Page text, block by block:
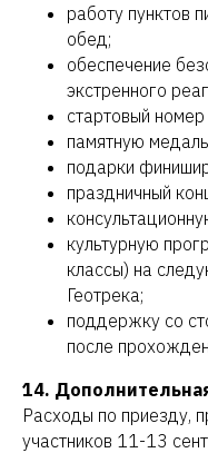
работу пунктов
обед;
обеспечение
экстренного
стартовый номер
памятную
подарки
праздничный
культурную
классы) на
Геотрека;
поддержку со
после
14.
Расходы по приезду,
участников 11-13